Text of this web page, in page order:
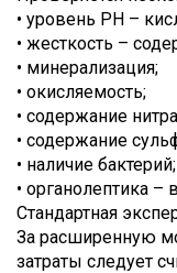
• уровень PH –
• жесткость –
• минерализация;
• окисляемость;
• содержание
• содержание
• наличие бактерий;
• органолептика –
Стандартная
За расширенную
затраты следует